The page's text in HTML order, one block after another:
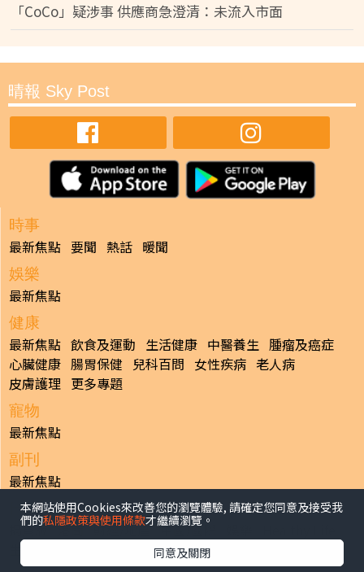
「CoCo」疑涉事 供應商急澄清：未流入市面
晴報 Sky Post
時事
最新焦點 要聞 熱話 暖聞
娛樂
最新焦點
健康
最新焦點 飲食及運動 生活健康 中醫養生 腫瘤及癌症
心臟健康 腸胃保健 兒科百問 女性疾病 老人病
皮膚護理 更多專題
寵物
最新焦點
副刊
最新焦點
日報
揭頁版 港聞 財經/地產 中國/國際
體育 專題/人物
本網站使用Cookies來改善您的瀏覽體驗, 請確定您同意及接受我
們的私隱政策與使用條款才繼續瀏覽。
同意及關閉